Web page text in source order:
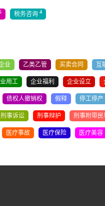
税务咨询 4
业 乙类乙管 买卖合同 互
用工 企业福利 企业设立
债权人撤销权 假释 停工停产
刑事诉讼 刑事辩护 刑事附带民
医疗事故 医疗保险 医疗美容